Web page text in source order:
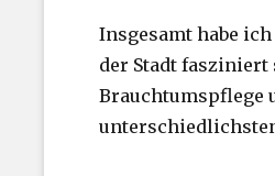
Insgesamt habe
der Stadt fasziniert
Brauchtumspflege